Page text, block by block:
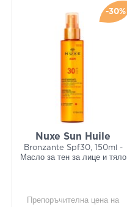
-30%
Nuxe Sun Huile
Bronzante Spf30, 150ml -
Масло за тен за лице и тяло
Препоръчителна цена на